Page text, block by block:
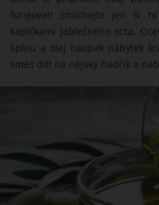
fungovat! Smíchejte jen ¼
kapičkami jablečného octa.
špínu a olej naopak nábytek
směs dát na nějaký hadřík a